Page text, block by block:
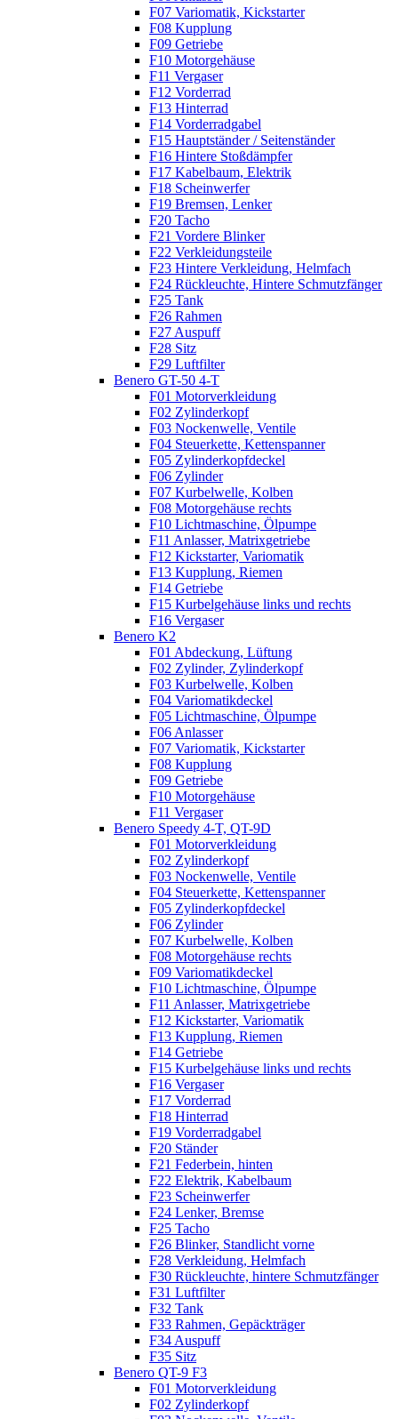
F07 Variomatik, Kickstarter
F08 Kupplung
F09 Getriebe
F10 Motorgehäuse
F11 Vergaser
F12 Vorderrad
F13 Hinterrad
F14 Vorderradgabel
F15 Hauptständer / Seitenständer
F16 Hintere Stoßdämpfer
F17 Kabelbaum, Elektrik
F18 Scheinwerfer
F19 Bremsen, Lenker
F20 Tacho
F21 Vordere Blinker
F22 Verkleidungsteile
F23 Hintere Verkleidung, Helmfach
F24 Rückleuchte, Hintere Schmutzfänger
F25 Tank
F26 Rahmen
F27 Auspuff
F28 Sitz
F29 Luftfilter
Benero GT-50 4-T
F01 Motorverkleidung
F02 Zylinderkopf
F03 Nockenwelle, Ventile
F04 Steuerkette, Kettenspanner
F05 Zylinderkopfdeckel
F06 Zylinder
F07 Kurbelwelle, Kolben
F08 Motorgehäuse rechts
F10 Lichtmaschine, Ölpumpe
F11 Anlasser, Matrixgetriebe
F12 Kickstarter, Variomatik
F13 Kupplung, Riemen
F14 Getriebe
F15 Kurbelgehäuse links und rechts
F16 Vergaser
Benero K2
F01 Abdeckung, Lüftung
F02 Zylinder, Zylinderkopf
F03 Kurbelwelle, Kolben
F04 Variomatikdeckel
F05 Lichtmaschine, Ölpumpe
F06 Anlasser
F07 Variomatik, Kickstarter
F08 Kupplung
F09 Getriebe
F10 Motorgehäuse
F11 Vergaser
Benero Speedy 4-T, QT-9D
F01 Motorverkleidung
F02 Zylinderkopf
F03 Nockenwelle, Ventile
F04 Steuerkette, Kettenspanner
F05 Zylinderkopfdeckel
F06 Zylinder
F07 Kurbelwelle, Kolben
F08 Motorgehäuse rechts
F09 Variomatikdeckel
F10 Lichtmaschine, Ölpumpe
F11 Anlasser, Matrixgetriebe
F12 Kickstarter, Variomatik
F13 Kupplung, Riemen
F14 Getriebe
F15 Kurbelgehäuse links und rechts
F16 Vergaser
F17 Vorderrad
F18 Hinterrad
F19 Vorderradgabel
F20 Ständer
F21 Federbein, hinten
F22 Elektrik, Kabelbaum
F23 Scheinwerfer
F24 Lenker, Bremse
F25 Tacho
F26 Blinker, Standlicht vorne
F28 Verkleidung, Helmfach
F30 Rückleuchte, hintere Schmutzfänger
F31 Luftfilter
F32 Tank
F33 Rahmen, Gepäckträger
F34 Auspuff
F35 Sitz
Benero QT-9 F3
F01 Motorverkleidung
F02 Zylinderkopf